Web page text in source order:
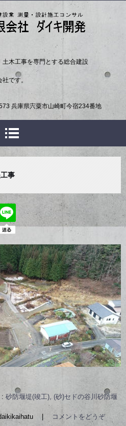
木工事を専門とする総合建設
社です。
兵庫県宍粟市山崎町今宿234番地
事
: 砂防堰堤(竣工), (砂)セドの谷川砂防堰
コメントをどうぞ